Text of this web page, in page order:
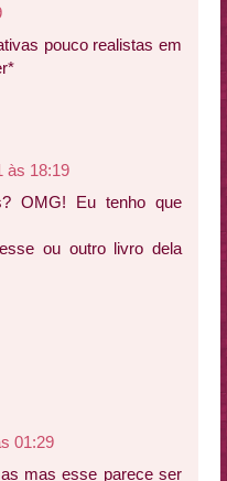
pouco realistas em
às 18:19
OMG! Eu tenho que
ou outro livro dela
01:29
mas esse parece ser